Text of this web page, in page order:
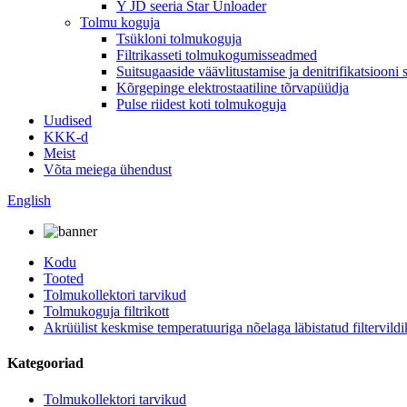
Y JD seeria Star Unloader
Tolmu koguja
Tsükloni tolmukoguja
Filtrikasseti tolmukogumisseadmed
Suitsugaaside väävlitustamise ja denitrifikatsiooni
Kõrgepinge elektrostaatiline tõrvapüüdja
Pulse riidest koti tolmukoguja
Uudised
KKK-d
Meist
Võta meiega ühendust
English
Kodu
Tooted
Tolmukollektori tarvikud
Tolmukoguja filtrikott
Akrüülist keskmise temperatuuriga nõelaga läbistatud
Kategooriad
Tolmukollektori tarvikud